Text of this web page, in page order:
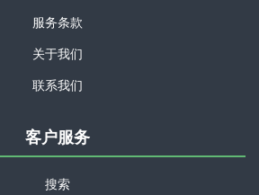
服务条款
关于我们
联系我们
客户服务
搜索